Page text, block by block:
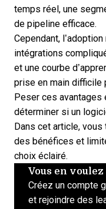
temps réel, une
de pipeline efficace.
Cependant,
intégrations
et une courbe
prise en main difficile
Peser ces
déterminer si un
Dans cet article,
des bénéfices et
choix éclairé.
Vous en voulez
Créez un compte
et rejoindre des